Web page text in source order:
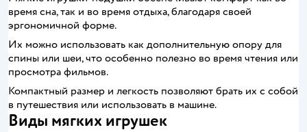
время сна, так и во время отдыха, благодаря своей
эргономичной форме.
Их можно использовать как дополнительную опору для
спины или шеи, что особенно полезно во время чтения или
просмотра фильмов.
Компактный размер и легкость позволяют брать их с собой
в путешествия или использовать в машине.
Виды мягких игрушек